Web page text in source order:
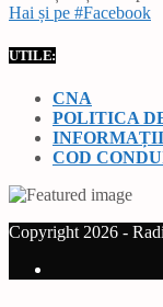
Hai și pe #Facebook
UTILE:
CNA
POLITICA
COD
Copyright 2026 -